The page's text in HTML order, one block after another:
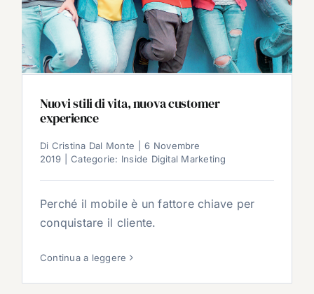
Nuovi stili di vita, nuova customer
experience
Di Cristina Dal Monte
6 Novembre
2019
Categorie: Inside Digital Marketing
Perché il mobile è un fattore chiave per
conquistare il cliente.
Continua a leggere